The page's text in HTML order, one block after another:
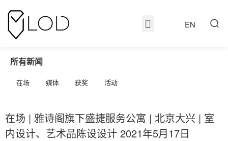
EN
所有新闻
在场 媒体 获奖 活动
在场 | 雅诗阁旗下盛捷服务公寓 | 北京大兴 | 室
内设计、艺术品陈设设计 2021年5月17日